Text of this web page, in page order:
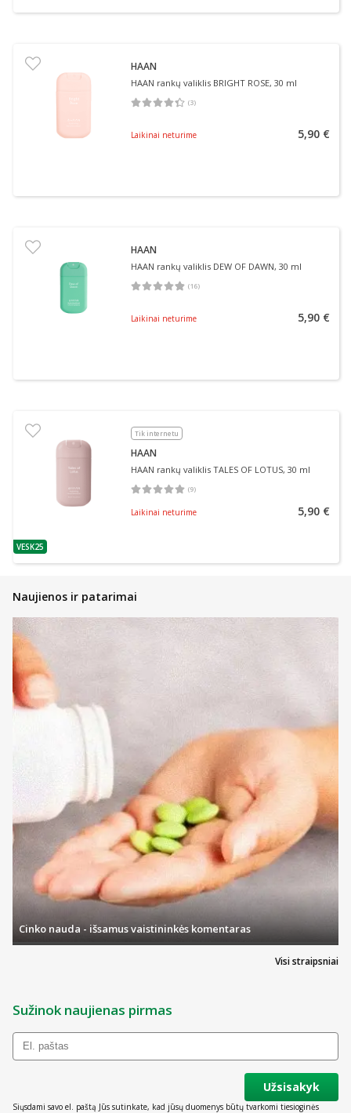
HAAN
HAAN rankų valiklis BRIGHT ROSE, 30 ml
(3)
Vidutinis įvertinimas 4.33
Laikinai neturime 5,90 €
HAAN
HAAN rankų valiklis DEW OF DAWN, 30 ml
(16)
Vidutinis įvertinimas 4.81
Laikinai neturime 5,90 €
patarimas
VESK25
Tik internetu
HAAN
HAAN rankų valiklis TALES OF LOTUS, 30 ml
(9)
Vidutinis įvertinimas 5.00
Laikinai neturime 5,90 €
Naujienos ir patarimai
Visi straipsniai
Cinko nauda - išsamus vaistininkės komentaras
Sužinok naujienas pirmas
Užsisakyk
Siųsdami savo el. paštą Jūs sutinkate, kad jūsų duomenys būtų tvarkomi tiesioginės